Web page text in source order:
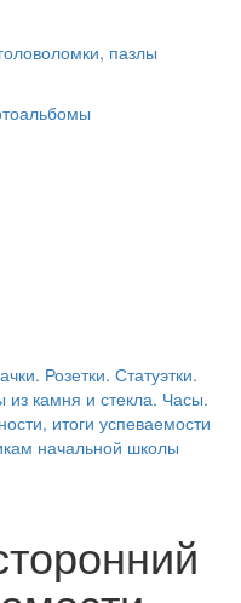
пазлы
Розетки. Статуэтки.
из камня и стекла. Часы.
итоги успеваемости
начальной школы